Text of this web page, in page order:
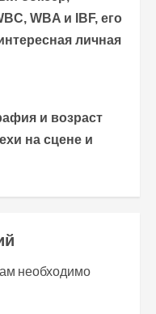
WBA и IBF, его
личная
и возраст
на сцене и
необходимо